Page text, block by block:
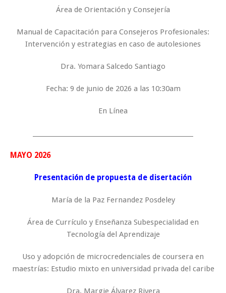
Área de Orientación y Consejería
Manual de Capacitación para Consejeros Profesionales:
Intervención y estrategias en caso de autolesiones
Dra. Yomara Salcedo Santiago
Fecha: 9 de junio de 2026 a las 10:30am
En Línea
MAYO 2026
Presentación de propuesta de disertación
María de la Paz Fernandez Posdeley
Área de Currículo y Enseñanza Subespecialidad en
Tecnología del Aprendizaje
Uso y adopción de microcredenciales de coursera en
maestrías: Estudio mixto en universidad privada del caribe
Dra. Margie Álvarez Rivera